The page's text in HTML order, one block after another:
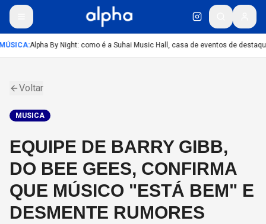
:Alpha By Night: como é a Suhai Music Hall, casa de eventos de
Voltar
MUSICA
EQUIPE DE BARRY GIBB,
DO BEE GEES, CONFIRMA
QUE MÚSICO "ESTÁ BEM" E
DESMENTE RUMORES